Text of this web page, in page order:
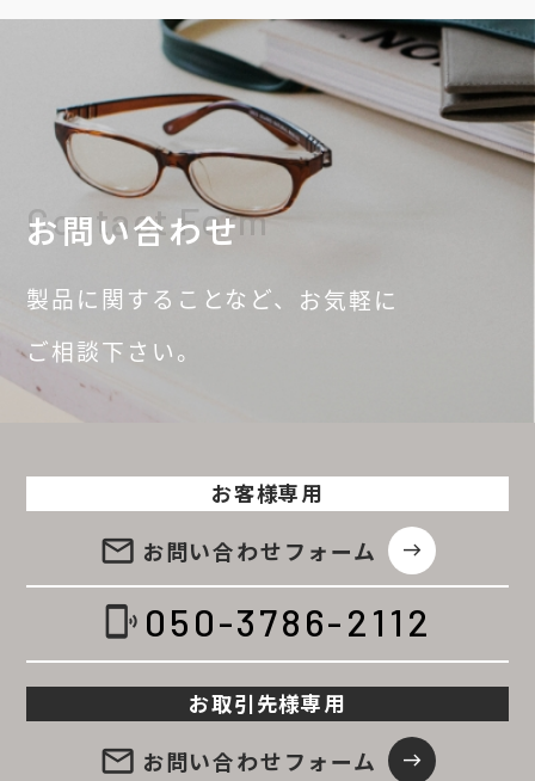
お問い合わせ
Contact Form
製品に関することなど、 お気軽に
ご相談下さい。
お客様専用
email お問い合わせフォーム east
phonelink_ring 050-3786-2112
お取引先様専用
email お問い合わせフォーム east